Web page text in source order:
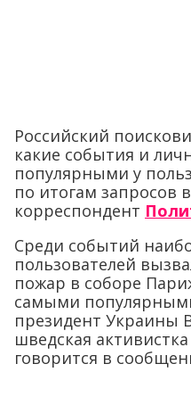
Российский
какие события и
популярными у
по итогам запросов
корреспондент
Среди событий
пользователей
пожар в соборе
самыми
президент Украины
шведская
говорится в